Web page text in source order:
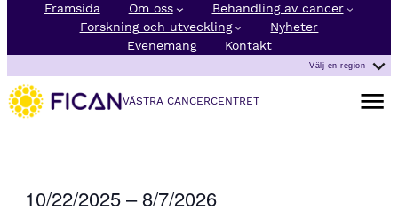
Framsida Om oss
Behandling av cancer
Forskning och utveckling
Nyheter
Evenemang
Kontakt
Välj en region
VÄSTRA CANCERCENTRET
Öppna
Evenemang
10/22/2025 – 8/7/2026